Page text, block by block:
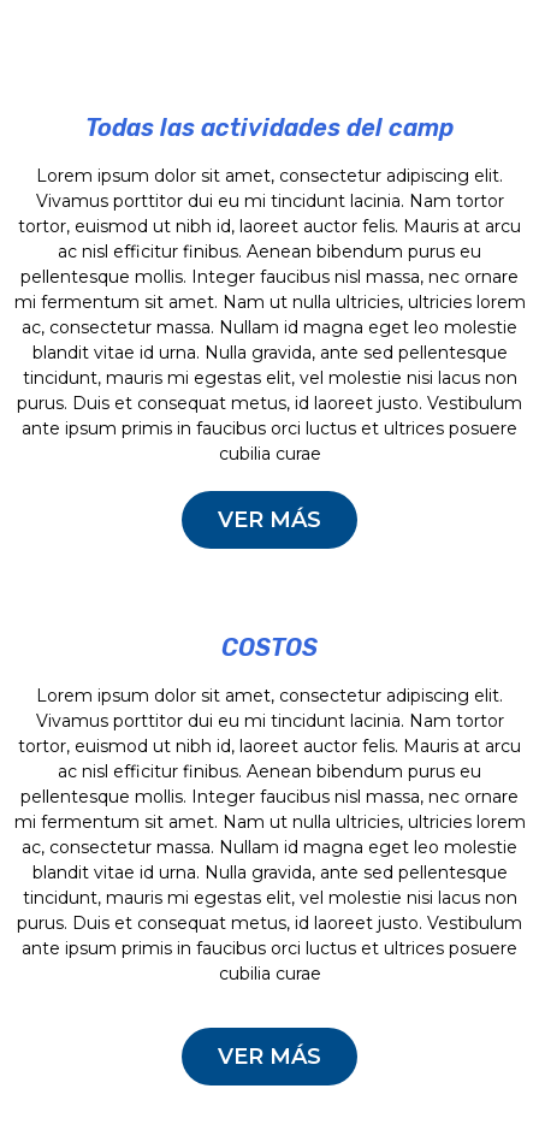
Todas las actividades del camp
Lorem ipsum dolor sit amet, consectetur adipiscing elit.
Vivamus porttitor dui eu mi tincidunt lacinia. Nam tortor
tortor, euismod ut nibh id, laoreet auctor felis. Mauris at arcu
ac nisl efficitur finibus. Aenean bibendum purus eu
pellentesque mollis. Integer faucibus nisl massa, nec ornare
mi fermentum sit amet. Nam ut nulla ultricies, ultricies lorem
ac, consectetur massa. Nullam id magna eget leo molestie
blandit vitae id urna. Nulla gravida, ante sed pellentesque
tincidunt, mauris mi egestas elit, vel molestie nisi lacus non
purus. Duis et consequat metus, id laoreet justo. Vestibulum
ante ipsum primis in faucibus orci luctus et ultrices posuere
cubilia curae
VER MÁS
Lorem ipsum dolor sit amet, consectetur adipiscing elit.
tortor, euismod ut nibh id, laoreet auctor felis. Mauris at
arcu ac nisl efficitur finibus. Aenean bibendum purus eu
pellentesque mollis. Integer faucibus nisl massa, nec
ornare mi fermentum sit amet. Nam ut nulla ultricies,
ultricies lorem ac, consectetur massa.
Lorem ipsum dolor sit amet, consectetur adipiscing elit.
tortor, euismod ut nibh id, laoreet auctor felis. Mauris at
arcu ac nisl efficitur finibus. Aenean bibendum purus eu
pellentesque mollis. Integer faucibus nisl massa, nec
ornare mi fermentum sit amet. Nam ut nulla ultricies,
ultricies lorem ac, consectetur massa.
Lorem ipsum dolor sit amet, consectetur adipiscing elit.
tortor, euismod ut nibh id, laoreet auctor felis. Mauris at
arcu ac nisl efficitur finibus. Aenean bibendum purus eu
pellentesque mollis. Integer faucibus nisl massa, nec
ornare mi fermentum sit amet. Nam ut nulla ultricies,
ultricies lorem ac, consectetur massa.
Lorem ipsum dolor sit amet, consectetur adipiscing elit.
tortor, euismod ut nibh id, laoreet auctor felis. Mauris at
arcu ac nisl efficitur finibus. Aenean bibendum purus eu
pellentesque mollis. Integer faucibus nisl massa, nec
ornare mi fermentum sit amet. Nam ut nulla ultricies,
ultricies lorem ac, consectetur massa.
COSTOS
Lorem ipsum dolor sit amet, consectetur adipiscing elit.
Vivamus porttitor dui eu mi tincidunt lacinia. Nam tortor
tortor, euismod ut nibh id, laoreet auctor felis. Mauris at arcu
ac nisl efficitur finibus. Aenean bibendum purus eu
pellentesque mollis. Integer faucibus nisl massa, nec ornare
mi fermentum sit amet. Nam ut nulla ultricies, ultricies lorem
ac, consectetur massa. Nullam id magna eget leo molestie
blandit vitae id urna. Nulla gravida, ante sed pellentesque
tincidunt, mauris mi egestas elit, vel molestie nisi lacus non
purus. Duis et consequat metus, id laoreet justo. Vestibulum
ante ipsum primis in faucibus orci luctus et ultrices posuere
cubilia curae
VER MÁS